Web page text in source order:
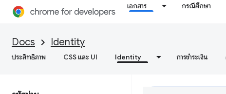
เอกสาร กรณีศึกษา
Docs Identity
ประสิทธิภาพ CSS และ UI Identity การชำระเงิน